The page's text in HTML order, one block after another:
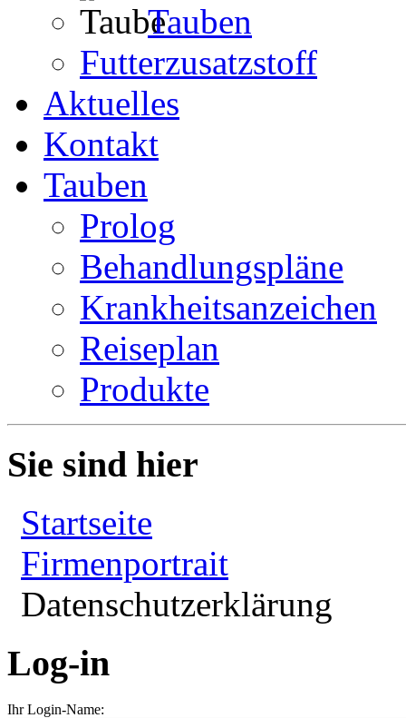
Tauben
Futterzusatzstoff
Aktuelles
Kontakt
Tauben
Prolog
Behandlungspläne
Krankheitsanzeichen
Reiseplan
Produkte
Sie sind hier
Startseite
Firmenportrait
Datenschutzerklärung
Log-in
Ihr Login-Name: